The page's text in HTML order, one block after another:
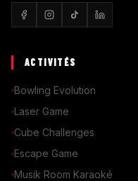
ACTIVITÉS
Bowling Evolution
Laser Game
Cube Challenges
Escape Game
Musik Room Karaoké